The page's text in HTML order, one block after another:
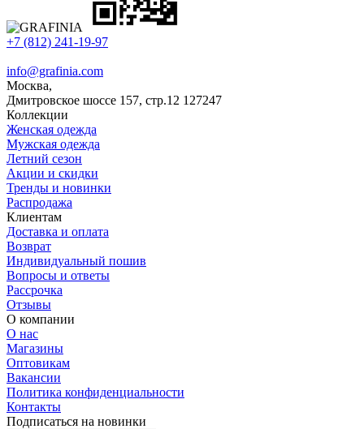
+7 (812) 241-19-97
info@grafinia.com
Москва,
Дмитровское шоссе 157, стр.12 127247
Коллекции
Женская одежда
Мужская одежда
Летний сезон
Акции и скидки
Тренды и новинки
Распродажа
Клиентам
Доставка и оплата
Возврат
Индивидуальный пошив
Вопросы и ответы
Рассрочка
Отзывы
О компании
О нас
Магазины
Оптовикам
Вакансии
Политика конфиденциальности
Контакты
Подписаться на новинки